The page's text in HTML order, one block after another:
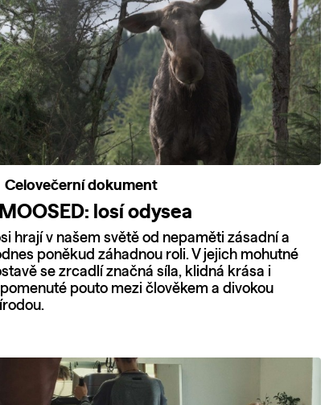
Celovečerní dokument
losí odysea
hrají v našem světě od nepaměti zásadní a
poněkud záhadnou roli. V jejich mohutné
se zrcadlí značná síla, klidná krása i
pouto mezi člověkem a divokou